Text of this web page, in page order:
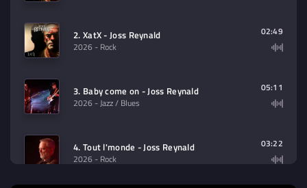
2. XatX - Joss Reynald
2026 - Rock
02:49
3. Baby come on - Joss Reynald
2026 - Jazz / Blues
05:11
4. Tout l'monde - Joss Reynald
2026 - Rock
03:22